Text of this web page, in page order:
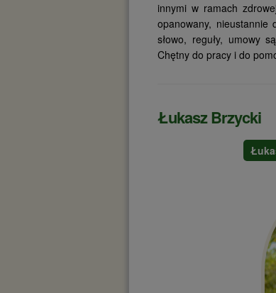
innymi w ramach
opanowany,
słowo, reguły, umowy
Chętny do pracy i do
Łukasz Brzycki